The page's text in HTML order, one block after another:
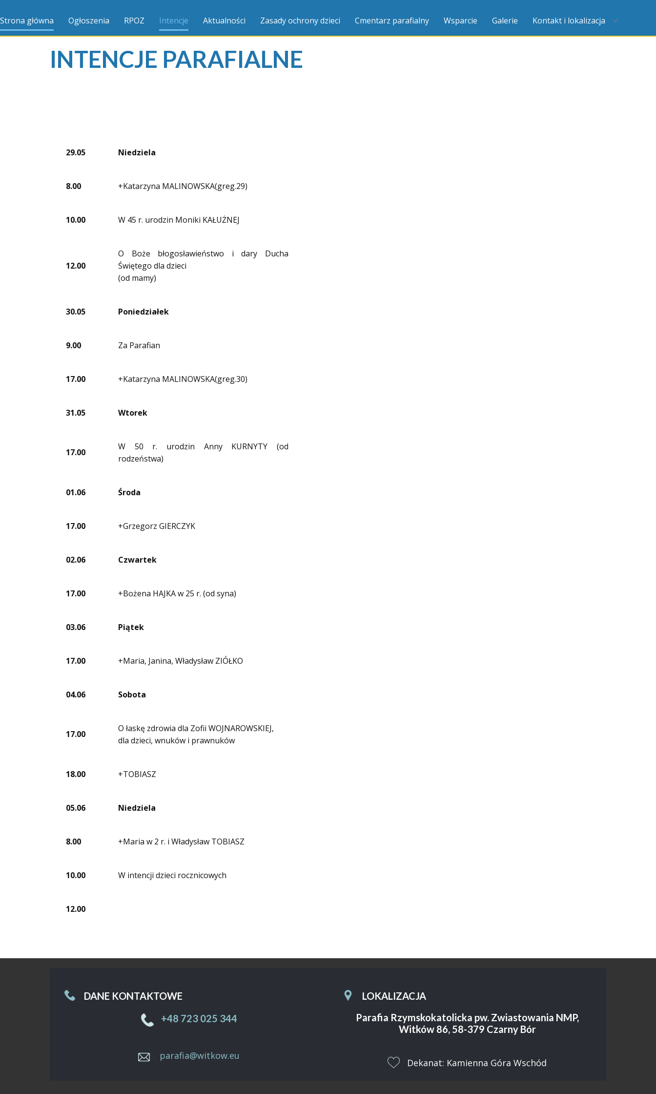
Strona główna Ogłoszenia RPOZ Intencje Aktualności Zasady ochrony dzieci Cmentarz parafialny Wsparcie Galerie Kontakt i lokalizacja
INTENCJE PARAFIALNE
29.05 Niedziela
8.00 +Katarzyna MALINOWSKA(greg.29)
10.00 W 45 r. urodzin Moniki KAŁUŻNEJ
12.00
O Boże błogosławieństwo i dary Ducha
Świętego dla dzieci
(od mamy)
30.05 Poniedziałek
9.00 Za Parafian
17.00 +Katarzyna MALINOWSKA(greg.30)
31.05 Wtorek
17.00
W 50 r. urodzin Anny KURNYTY (od
rodzeństwa)
01.06 Środa
17.00 +Grzegorz GIERCZYK
02.06 Czwartek
17.00 +Bożena HAJKA w 25 r. (od syna)
03.06 Piątek
17.00 +Maria, Janina, Władysław ZIÓŁKO
04.06 Sobota
17.00
O łaskę zdrowia dla Zofii WOJNAROWSKIEJ,
dla dzieci, wnuków i prawnuków
18.00 +TOBIASZ
05.06 Niedziela
8.00 +Maria w 2 r. i Władysław TOBIASZ
10.00 W intencji dzieci rocznicowych
12.00
Sample text. Click to select the text box. Click again or
double click to start editing the text.
DANE KONTAKTOWE
+48 ​723 025 344
parafia@witkow.eu
LOKALIZACJA
Parafia Rzymskokatolicka pw. Zwiastowania NMP,
Witków 86, 58-379 Czarny Bór
​Dekanat: Kamienna Góra Wschód